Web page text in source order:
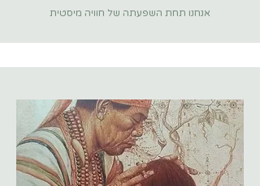
אנחנו תחת השפעתה של חוויה מיסטית